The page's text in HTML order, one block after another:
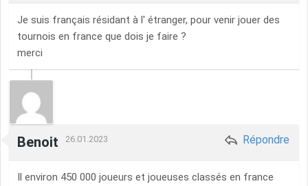
Je suis français résidant à l' étranger, pour venir jouer des
tournois en france que dois je faire ?
merci
Benoit 26.01.2023 Répondre
Il environ 450 000 joueurs et joueuses classés en france